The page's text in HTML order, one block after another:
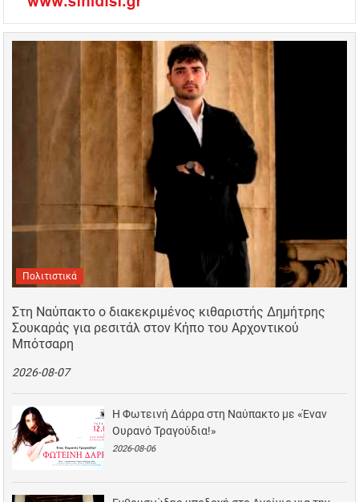
Πολιτιστικά
Στη Ναύπακτο ο διακεκριμένος κιθαριστής Δημήτρης
Σουκαράς για ρεσιτάλ στον Κήπο του Αρχοντικού
Μπότσαρη
2026-08-07
Η Φωτεινή Δάρρα στη Ναύπακτο με «Έναν
Ουρανό Τραγούδια!»
2026-08-06